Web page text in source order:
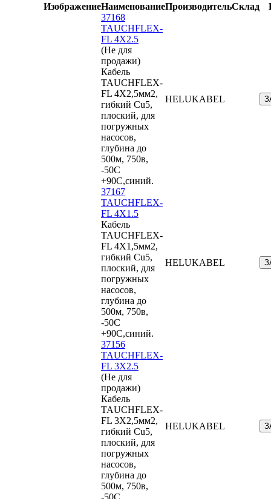
ИзображениеНаименованиеПроизводительСклад
37168
TAUCHFLEX-
FL 4X2.5
(Не для
продажи)
Кабель
TAUCHFLEX-
FL 4X2,5мм2,
гибкий Cu5,
плоский, для
погружных
насосов,
глубина до
500м, 750в,
-50С
+90С,синий.
HELUKABEL
37167
TAUCHFLEX-
FL 4X1.5
Кабель
TAUCHFLEX-
FL 4X1,5мм2,
гибкий Cu5,
плоский, для
погружных
насосов,
глубина до
500м, 750в,
-50С
+90С,синий.
HELUKABEL
37156
TAUCHFLEX-
FL 3X2.5
(Не для
продажи)
Кабель
TAUCHFLEX-
FL 3X2,5мм2,
гибкий Cu5,
плоский, для
погружных
насосов,
глубина до
500м, 750в,
-50С
HELUKABEL